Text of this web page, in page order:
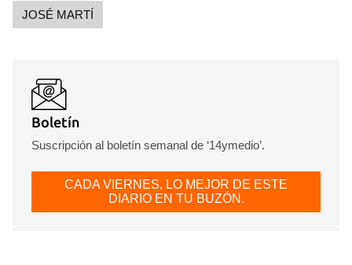
JOSÉ MARTÍ
Boletín
Suscripción al boletín semanal de ‘14ymedio’.
CADA VIERNES, LO MEJOR DE ESTE
DIARIO EN TU BUZÓN.